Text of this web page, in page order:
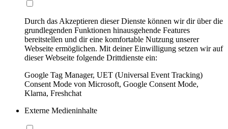
Durch das Akzeptieren dieser Dienste können wir dir über die
grundlegenden Funktionen hinausgehende Features
bereitstellen und dir eine komfortable Nutzung unserer
Webseite ermöglichen. Mit deiner Einwilligung setzen wir auf
dieser Webseite folgende Drittdienste ein:
Google Tag Manager, UET (Universal Event Tracking)
Consent Mode von Microsoft, Google Consent Mode,
Klarna, Freshchat
Externe Medieninhalte